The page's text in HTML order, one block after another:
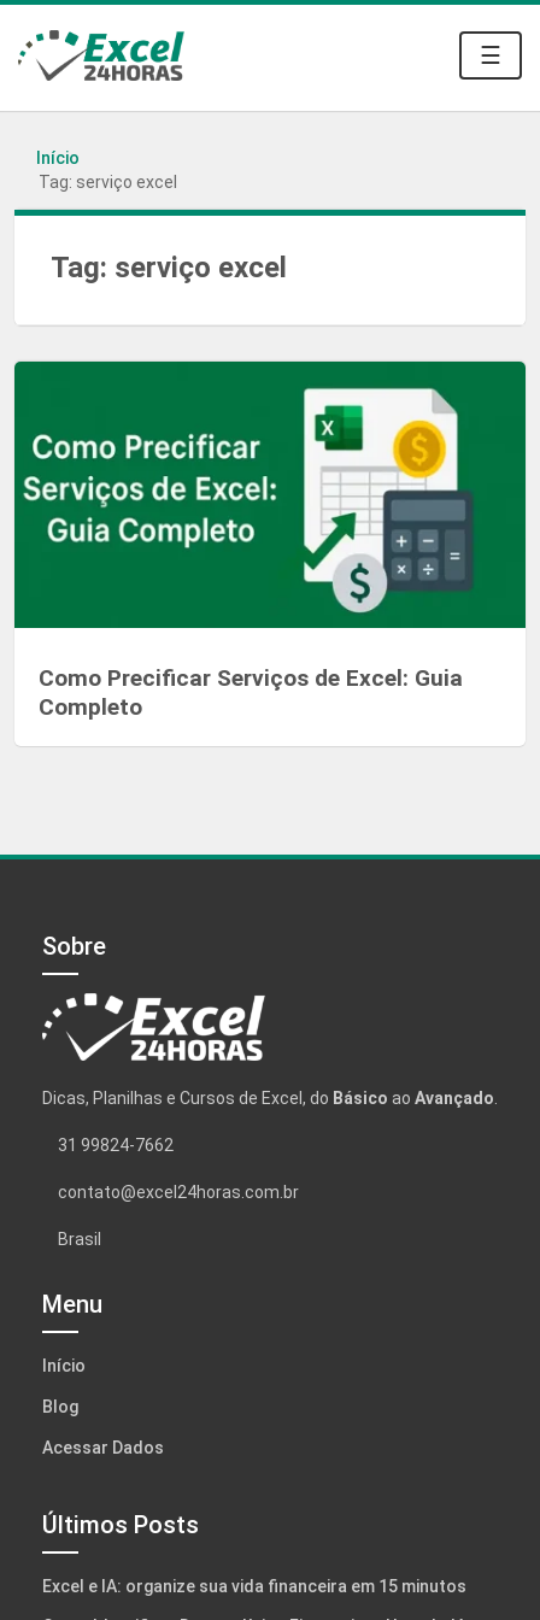
☰
Início
Tag: serviço excel
Tag: serviço excel
Como Precificar Serviços de Excel: Guia
Completo
Sobre
Dicas, Planilhas e Cursos de Excel, do Básico ao Avançado.
31 99824-7662
contato@excel24horas.com.br
Brasil
Menu
Início
Blog
Acessar Dados
Últimos Posts
Excel e IA: organize sua vida financeira em 15 minutos